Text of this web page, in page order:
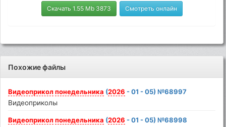
Скачать 1.55 Mb 3873 Смотреть онлайн
Похожие файлы
Видеоприкол понедельника (2026 - 01 - 05) №68997
Видеоприколы
Видеоприкол понедельника (2026 - 01 - 05) №68998